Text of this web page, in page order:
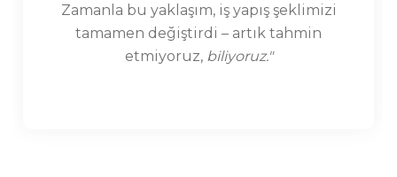
Zamanla bu yaklaşım, iş yapış şeklimizi
tamamen değiştirdi – artık tahmin
etmiyoruz, biliyoruz."